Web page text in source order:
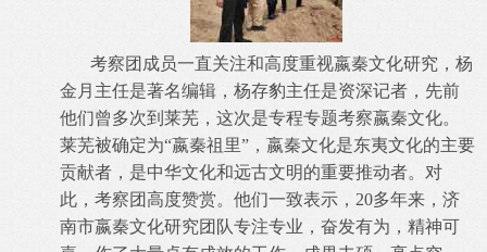
考察团成员一直关注和高度重视嬴秦文化研究，杨
金月主任是著名编辑，杨存豹主任是资深记者，先前
他们曾多次到莱芜，这次是专程专题考察嬴秦文化。
莱芜被确定为“嬴秦祖里”，嬴秦文化是东夷文化的主要
贡献者，是中华文化和远古文明的重要推动者。对
此，考察团高度赞赏。他们一致表示，20多年来，济
南市嬴秦文化研究团队专注专业，奋发有为，精神可